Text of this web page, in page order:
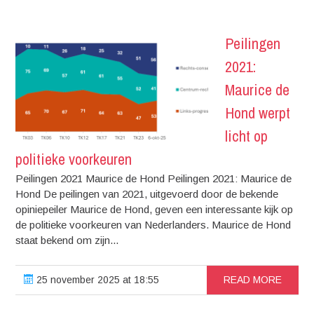
Peilingen
2021:
Maurice de
Hond werpt
licht op
politieke voorkeuren
Peilingen 2021 Maurice de Hond Peilingen 2021: Maurice de
Hond De peilingen van 2021, uitgevoerd door de bekende
opiniepeiler Maurice de Hond, geven een interessante kijk op
de politieke voorkeuren van Nederlanders. Maurice de Hond
staat bekend om zijn...
25 november 2025 at 18:55 READ MORE